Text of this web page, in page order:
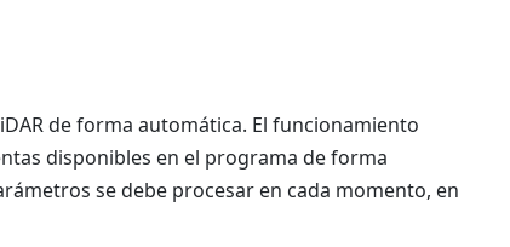
de forma automática. El funcionamiento
disponibles en el programa de forma
se debe procesar en cada momento, en